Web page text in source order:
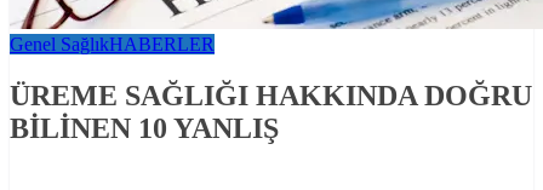
Genel SağlıkHABERLER
ÜREME SAĞLIĞI HAKKINDA DOĞRU
BİLİNEN 10 YANLIŞ